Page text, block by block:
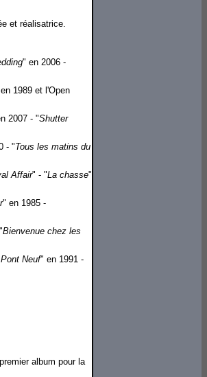
et réalisatrice.
" en 2006 -
1989 et l'Open
2007 - "Shutter
- "Tous les matins du
Affair" - "La chasse"
" en 1985 -
Bienvenue chez les
Neuf" en 1991 -
album pour la